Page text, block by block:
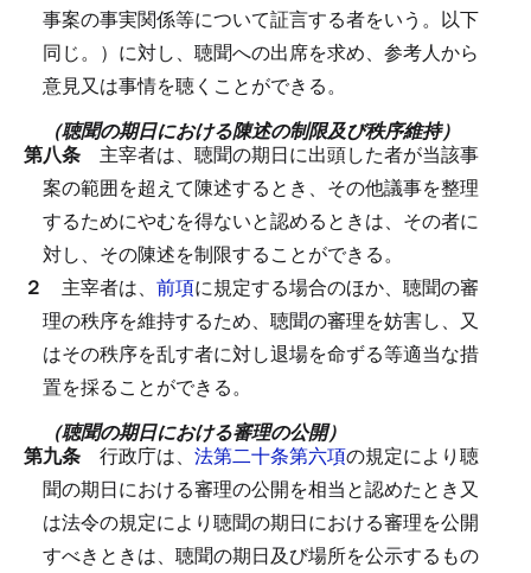
事案の事実関係等について証言する者をいう。以下
同じ。）に対し、聴聞への出席を求め、参考人から
意見又は事情を聴くことができる。
（聴聞の期日における陳述の制限及び秩序維持）
第八条 主宰者は、聴聞の期日に出頭した者が当該事
案の範囲を超えて陳述するとき、その他議事を整理
するためにやむを得ないと認めるときは、その者に
対し、その陳述を制限することができる。
２ 主宰者は、 前項に規定する場合のほか、聴聞の審
理の秩序を維持するため、聴聞の審理を妨害し、又
はその秩序を乱す者に対し退場を命ずる等適当な措
置を採ることができる。
（聴聞の期日における審理の公開）
第九条 行政庁は、 法第二十条第六項の規定により聴
聞の期日における審理の公開を相当と認めたとき又
は法令の規定により聴聞の期日における審理を公開
すべきときは、聴聞の期日及び場所を公示するもの